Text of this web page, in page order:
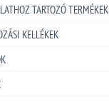
TARTOZÓ TERMÉKEK
KELLÉKEK